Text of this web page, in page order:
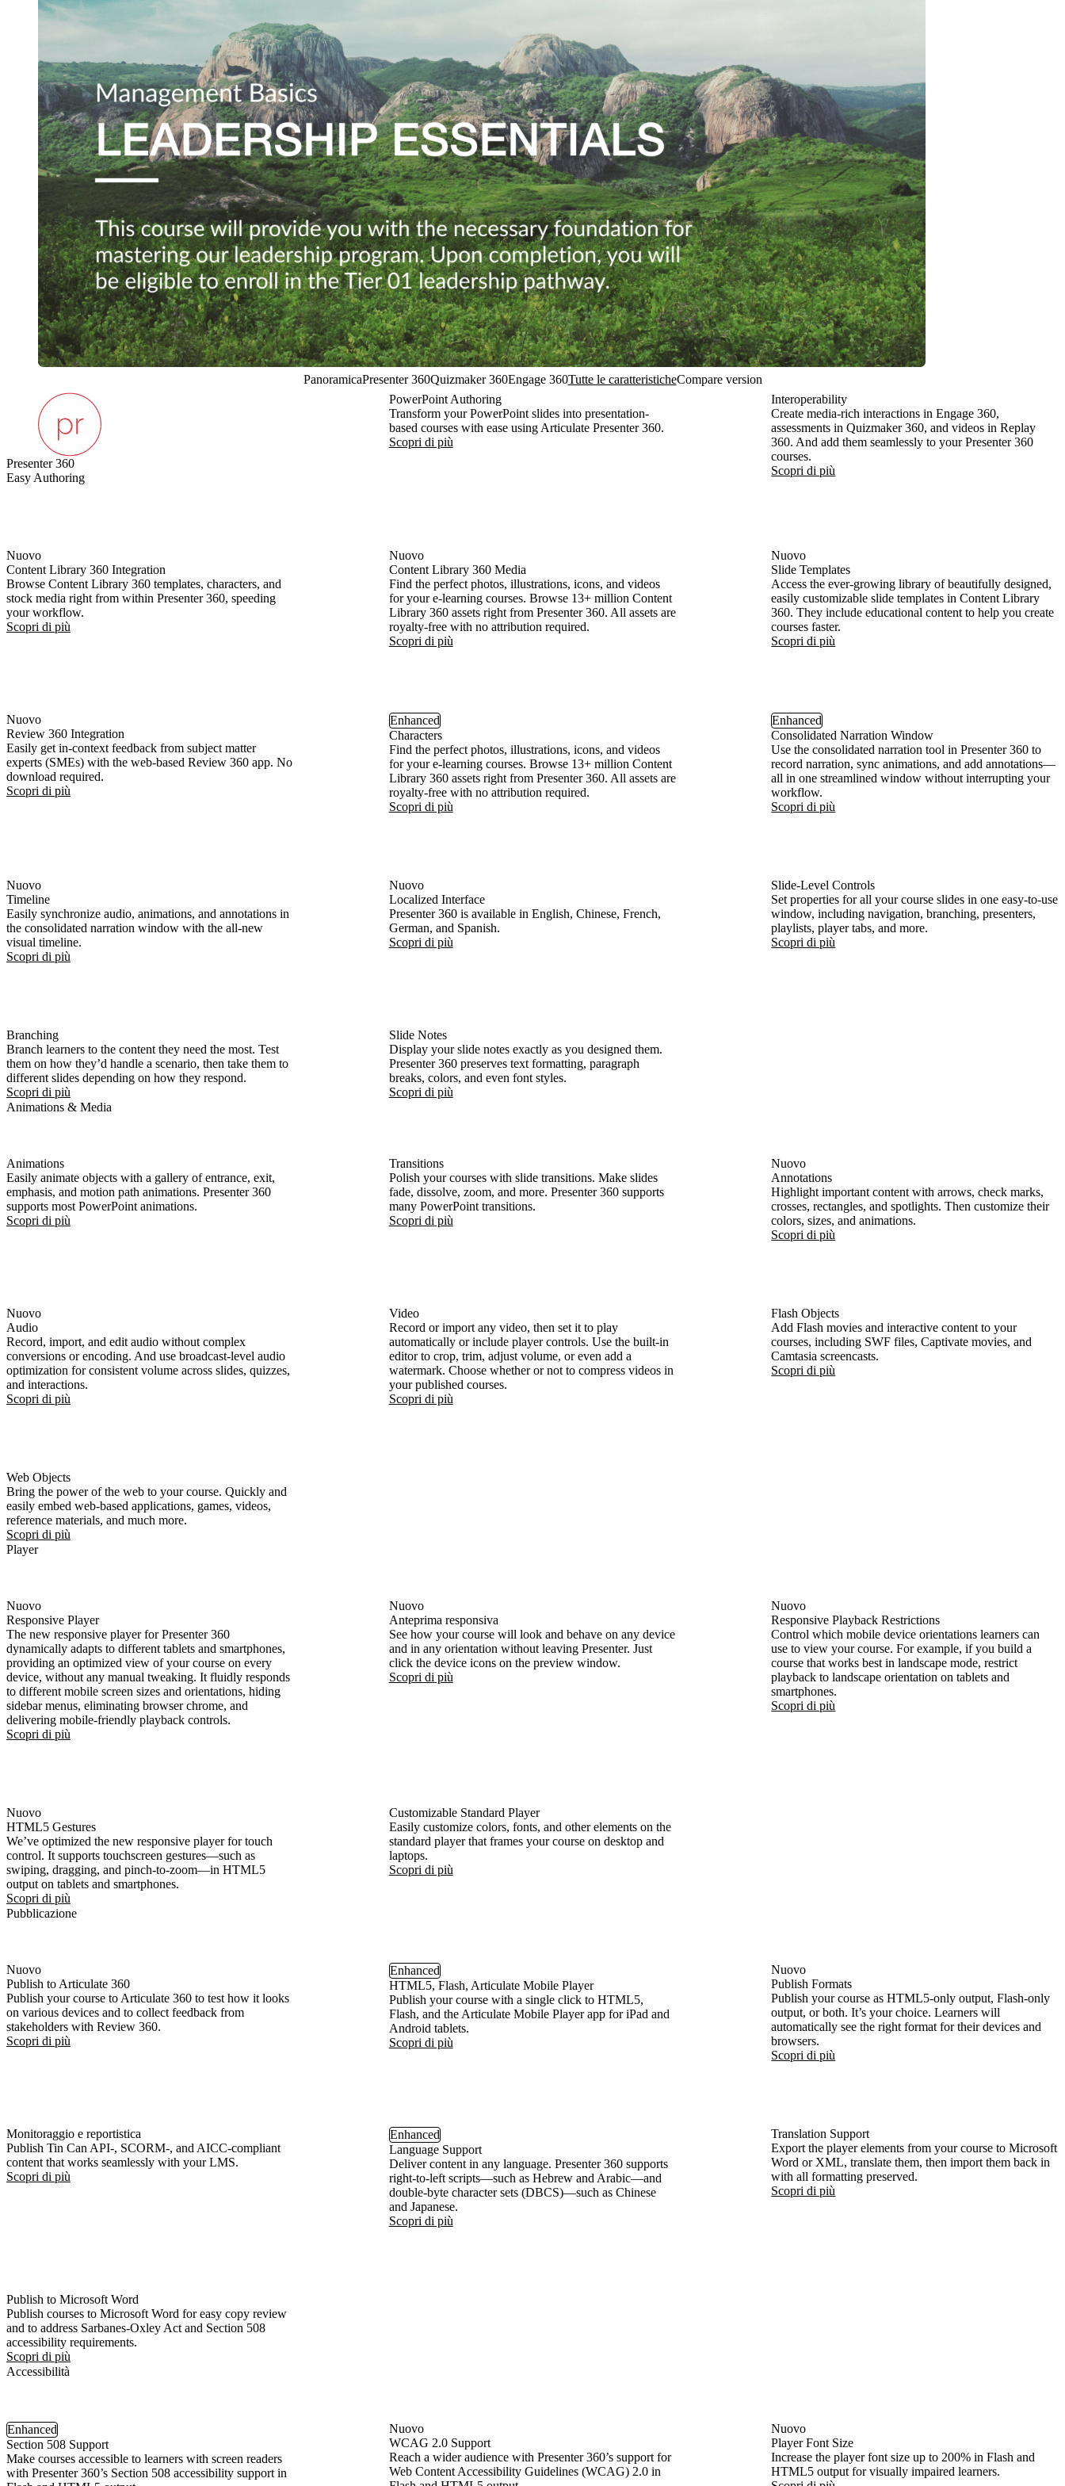
PanoramicaPresenter 360Quizmaker 360Engage 360Tutte le caratteristicheCompare version
Presenter 360
Easy Authoring
PowerPoint Authoring
Transform your PowerPoint slides into presentation-
based courses with ease using Articulate Presenter 360.
Scopri di più
Interoperability
Create media-rich interactions in Engage 360,
assessments in Quizmaker 360, and videos in Replay
360. And add them seamlessly to your Presenter 360
courses.
Scopri di più
Nuovo
Content Library 360 Integration
Browse Content Library 360 templates, characters, and
stock media right from within Presenter 360, speeding
your workflow.
Scopri di più
Nuovo
Content Library 360 Media
Find the perfect photos, illustrations, icons, and videos
for your e-learning courses. Browse 13+ million Content
Library 360 assets right from Presenter 360. All assets are
royalty-free with no attribution required.
Scopri di più
Nuovo
Slide Templates
Access the ever-growing library of beautifully designed,
easily customizable slide templates in Content Library
360. They include educational content to help you create
courses faster.
Scopri di più
Nuovo
Review 360 Integration
Easily get in-context feedback from subject matter
experts (SMEs) with the web-based Review 360 app. No
download required.
Scopri di più
Enhanced
Characters
Find the perfect photos, illustrations, icons, and videos
for your e-learning courses. Browse 13+ million Content
Library 360 assets right from Presenter 360. All assets are
royalty-free with no attribution required.
Scopri di più
Enhanced
Consolidated Narration Window
Use the consolidated narration tool in Presenter 360 to
record narration, sync animations, and add annotations—
all in one streamlined window without interrupting your
workflow.
Scopri di più
Nuovo
Timeline
Easily synchronize audio, animations, and annotations in
the consolidated narration window with the all‑new
visual timeline.
Scopri di più
Nuovo
Localized Interface
Presenter 360 is available in English, Chinese, French,
German, and Spanish.
Scopri di più
Slide-Level Controls
Set properties for all your course slides in one easy-to-use
window, including navigation, branching, presenters,
playlists, player tabs, and more.
Scopri di più
Branching
Branch learners to the content they need the most. Test
them on how they’d handle a scenario, then take them to
different slides depending on how they respond.
Scopri di più
Slide Notes
Display your slide notes exactly as you designed them.
Presenter 360 preserves text formatting, paragraph
breaks, colors, and even font styles.
Scopri di più
Animations & Media
Animations
Easily animate objects with a gallery of entrance, exit,
emphasis, and motion path animations. Presenter 360
supports most PowerPoint animations.
Scopri di più
Transitions
Polish your courses with slide transitions. Make slides
fade, dissolve, zoom, and more. Presenter 360 supports
many PowerPoint transitions.
Scopri di più
Nuovo
Annotations
Highlight important content with arrows, check marks,
crosses, rectangles, and spotlights. Then customize their
colors, sizes, and animations.
Scopri di più
Nuovo
Audio
Record, import, and edit audio without complex
conversions or encoding. And use broadcast-level audio
optimization for consistent volume across slides, quizzes,
and interactions.
Scopri di più
Video
Record or import any video, then set it to play
automatically or include player controls. Use the built-in
editor to crop, trim, adjust volume, or even add a
watermark. Choose whether or not to compress videos in
your published courses.
Scopri di più
Flash Objects
Add Flash movies and interactive content to your
courses, including SWF files, Captivate movies, and
Camtasia screencasts.
Scopri di più
Web Objects
Bring the power of the web to your course. Quickly and
easily embed web-based applications, games, videos,
reference materials, and much more.
Scopri di più
Player
Nuovo
Responsive Player
The new responsive player for Presenter 360
dynamically adapts to different tablets and smartphones,
providing an optimized view of your course on every
device, without any manual tweaking. It fluidly responds
to different mobile screen sizes and orientations, hiding
sidebar menus, eliminating browser chrome, and
delivering mobile-friendly playback controls.
Scopri di più
Nuovo
Anteprima responsiva
See how your course will look and behave on any device
and in any orientation without leaving Presenter. Just
click the device icons on the preview window.
Scopri di più
Nuovo
Responsive Playback Restrictions
Control which mobile device orientations learners can
use to view your course. For example, if you build a
course that works best in landscape mode, restrict
playback to landscape orientation on tablets and
smartphones.
Scopri di più
Nuovo
HTML5 Gestures
We’ve optimized the new responsive player for touch
control. It supports touchscreen gestures—such as
swiping, dragging, and pinch-to-zoom—in HTML5
output on tablets and smartphones.
Scopri di più
Customizable Standard Player
Easily customize colors, fonts, and other elements on the
standard player that frames your course on desktop and
laptops.
Scopri di più
Pubblicazione
Nuovo
Publish to Articulate 360
Publish your course to Articulate 360 to test how it looks
on various devices and to collect feedback from
stakeholders with Review 360.
Scopri di più
Enhanced
HTML5, Flash, Articulate Mobile Player
Publish your course with a single click to HTML5,
Flash, and the Articulate Mobile Player app for iPad and
Android tablets.
Scopri di più
Nuovo
Publish Formats
Publish your course as HTML5‑only output, Flash‑only
output, or both. It’s your choice. Learners will
automatically see the right format for their devices and
browsers.
Scopri di più
Monitoraggio e reportistica
Publish Tin Can API-, SCORM-, and AICC-compliant
content that works seamlessly with your LMS.
Scopri di più
Enhanced
Language Support
Deliver content in any language. Presenter 360 supports
right-to-left scripts—such as Hebrew and Arabic—and
double-byte character sets (DBCS)—such as Chinese
and Japanese.
Scopri di più
Translation Support
Export the player elements from your course to Microsoft
Word or XML, translate them, then import them back in
with all formatting preserved.
Scopri di più
Publish to Microsoft Word
Publish courses to Microsoft Word for easy copy review
and to address Sarbanes-Oxley Act and Section 508
accessibility requirements.
Scopri di più
Accessibilità
Enhanced
Section 508 Support
Make courses accessible to learners with screen readers
with Presenter 360’s Section 508 accessibility support in
Nuovo
WCAG 2.0 Support
Reach a wider audience with Presenter 360’s support for
Web Content Accessibility Guidelines (WCAG) 2.0 in
Nuovo
Player Font Size
Increase the player font size up to 200% in Flash and
HTML5 output for visually impaired learners.